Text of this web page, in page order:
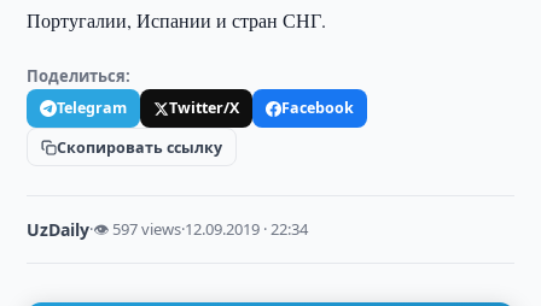
Португалии, Испании и стран СНГ.
Поделиться:
Telegram Twitter/X
Facebook
Скопировать ссылку
UzDaily·👁 597 views·12.09.2019 · 22:34